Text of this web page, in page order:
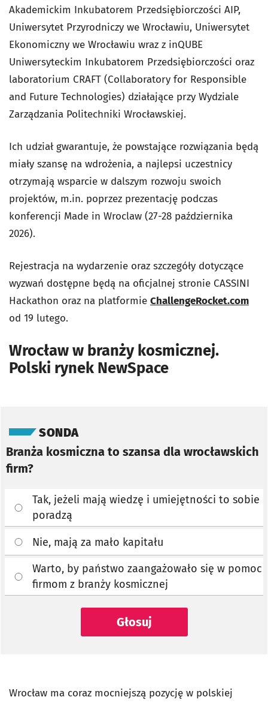
Akademickim Inkubatorem Przedsiębiorczości AIP,
Uniwersytet Przyrodniczy we Wrocławiu, Uniwersytet
Ekonomiczny we Wrocławiu wraz z inQUBE
Uniwersyteckim Inkubatorem Przedsiębiorczości oraz
laboratorium CRAFT (Collaboratory for Responsible
and Future Technologies) działające przy Wydziale
Zarządzania Politechniki Wrocławskiej.
Ich udział gwarantuje, że powstające rozwiązania będą
miały szansę na wdrożenia, a najlepsi uczestnicy
otrzymają wsparcie w dalszym rozwoju swoich
projektów, m.in. poprzez prezentację podczas
konferencji Made in Wroclaw (27-28 października
2026).
Rejestracja na wydarzenie oraz szczegóły dotyczące
wyzwań dostępne będą na oficjalnej stronie CASSINI
Hackathon oraz na platformie ChallengeRocket.com
od 19 lutego.
Wrocław w branży kosmicznej.
Polski rynek NewSpace
SONDA
Branża kosmiczna to szansa dla wrocławskich
firm?
Tak, jeżeli mają wiedzę i umiejętności to sobie
poradzą
Nie, mają za mało kapitału
Warto, by państwo zaangażowało się w pomoc
firmom z branży kosmicznej
Głosuj
Wrocław ma coraz mocniejszą pozycję w polskiej